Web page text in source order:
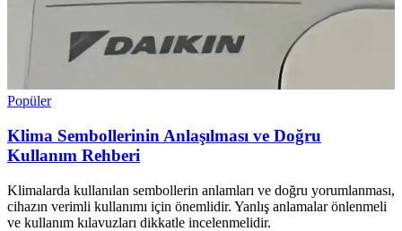
Popüler
Klima Sembollerinin Anlaşılması ve Doğru
Kullanım Rehberi
Klimalarda kullanılan sembollerin anlamları ve doğru yorumlanması,
cihazın verimli kullanımı için önemlidir. Yanlış anlamalar önlenmeli
ve kullanım kılavuzları dikkatle incelenmelidir.